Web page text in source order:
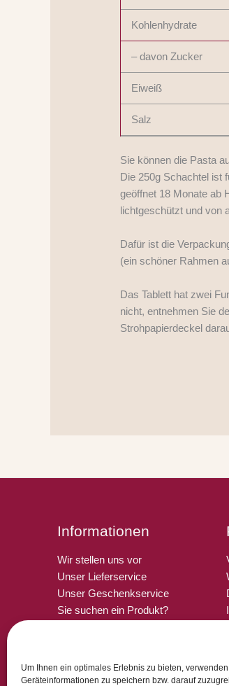
Um Ihnen ein optimales Erlebnis zu bieten,
Geräteinformationen zu speichern bzw. darauf
Kohlenhydrate
– davon Zucker
Eiweiß
Salz
Sie können die Pasta
Die 250g Schachtel ist
geöffnet 18 Monate ab
lichtgeschützt und von
Dafür ist die
(ein schöner Rahmen
Das Tablett hat zwei
nicht, entnehmen Sie
Strohpapierdeckel
Informationen
Wir stellen uns vor
Unser Lieferservice
Unser Geschenkservice
Sie suchen ein Produkt?